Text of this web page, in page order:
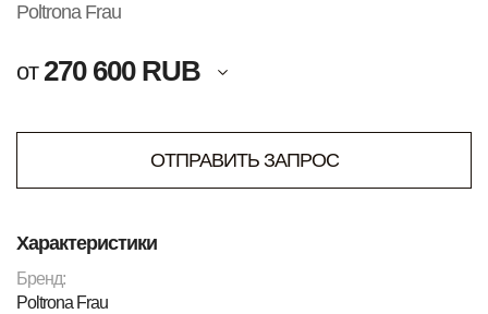
Poltrona Frau
от 270 600 RUB
ОТПРАВИТЬ ЗАПРОС
Характеристики
Бренд:
Poltrona Frau